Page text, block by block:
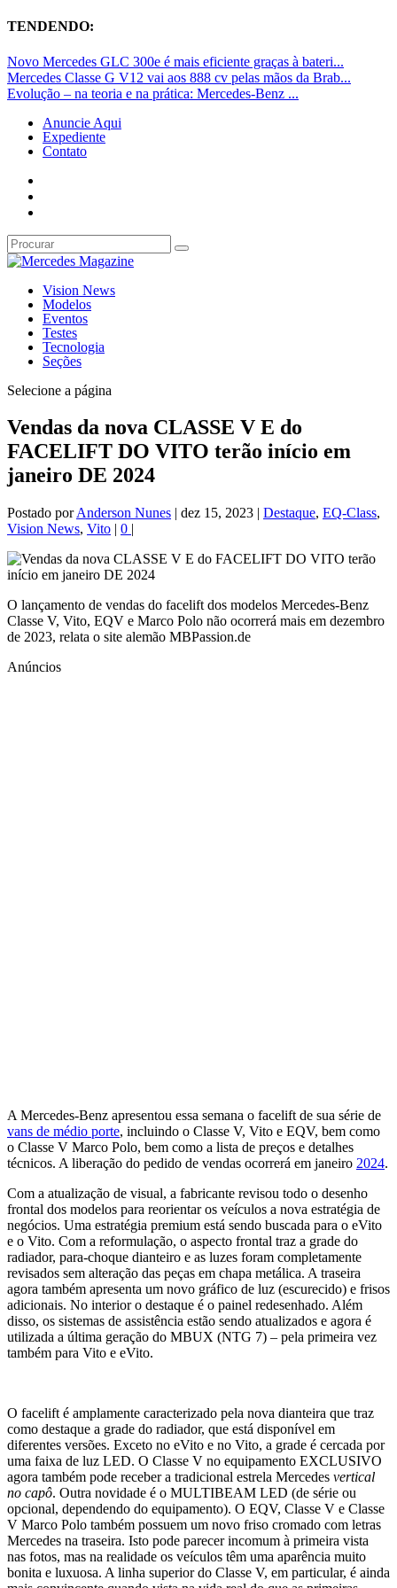
TENDENDO:
Novo Mercedes GLC 300e é mais eficiente graças à bateri...
Mercedes Classe G V12 vai aos 888 cv pelas mãos da Brab...
Evolução – na teoria e na prática: Mercedes-Benz ...
Anuncie Aqui
Expediente
Contato
Vision News
Modelos
Eventos
Testes
Tecnologia
Seções
Selecione a página
Vendas da nova CLASSE V E do
FACELIFT DO VITO terão início em
janeiro DE 2024
Postado porAnderson Nunes | dez 15, 2023 | Destaque, EQ-Class,
Vision News, Vito | 0 |
O lançamento de vendas do facelift dos modelos Mercedes-Benz
Classe V, Vito, EQV e Marco Polo não ocorrerá mais em dezembro
de 2023, relata o site alemão MBPassion.de
Anúncios
A Mercedes-Benz apresentou essa semana o facelift de sua série de
vans de médio porte, incluindo o Classe V, Vito e EQV, bem como
o Classe V Marco Polo, bem como a lista de preços e detalhes
técnicos. A liberação do pedido de vendas ocorrerá em janeiro 2024.
Com a atualização de visual, a fabricante revisou todo o desenho
frontal dos modelos para reorientar os veículos a nova estratégia de
negócios. Uma estratégia premium está sendo buscada para o eVito
e o Vito. Com a reformulação, o aspecto frontal traz a grade do
radiador, para-choque dianteiro e as luzes foram completamente
revisados ​​sem alteração das peças em chapa metálica. A traseira
agora também apresenta um novo gráfico de luz (escurecido) e frisos
adicionais. No interior o destaque é o painel redesenhado. Além
disso, os sistemas de assistência estão sendo atualizados e agora é
utilizada a última geração do MBUX (NTG 7) – pela primeira vez
também para Vito e eVito.
O facelift é amplamente caracterizado pela nova dianteira que traz
como destaque a grade do radiador, que está disponível em
diferentes versões. Exceto no eVito e no Vito, a grade é cercada por
uma faixa de luz LED. O Classe V no equipamento EXCLUSIVO
agora também pode receber a tradicional estrela Mercedes vertical
no capô. Outra novidade é o MULTIBEAM LED (de série ou
opcional, dependendo do equipamento). O EQV, Classe V e Classe
V Marco Polo também possuem um novo friso cromado com letras
Mercedes na traseira. Isto pode parecer incomum à primeira vista
nas fotos, mas na realidade os veículos têm uma aparência muito
bonita e luxuosa. A linha superior do Classe V, em particular, é ainda